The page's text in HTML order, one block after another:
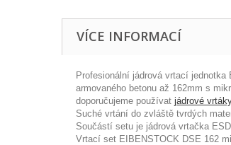
VÍCE INFORMACÍ
Profesionální jádrová vrtací
armovaného betonu až 162mm s
doporučujeme používat jádrové
Suché vrtání do zvláště tvrdých
Součástí setu je jádrová vrtačka
Vrtací set EIBENSTOCK DSE 162